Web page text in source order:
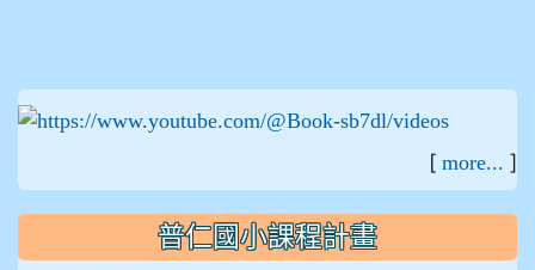
[ more... ]
普仁國小課程計畫